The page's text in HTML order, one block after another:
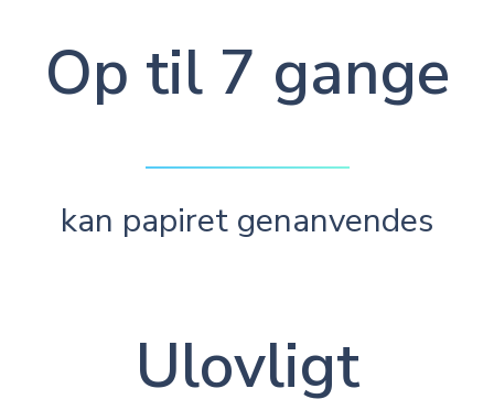
Op til 7 gange
kan papiret genanvendes
Ulovligt